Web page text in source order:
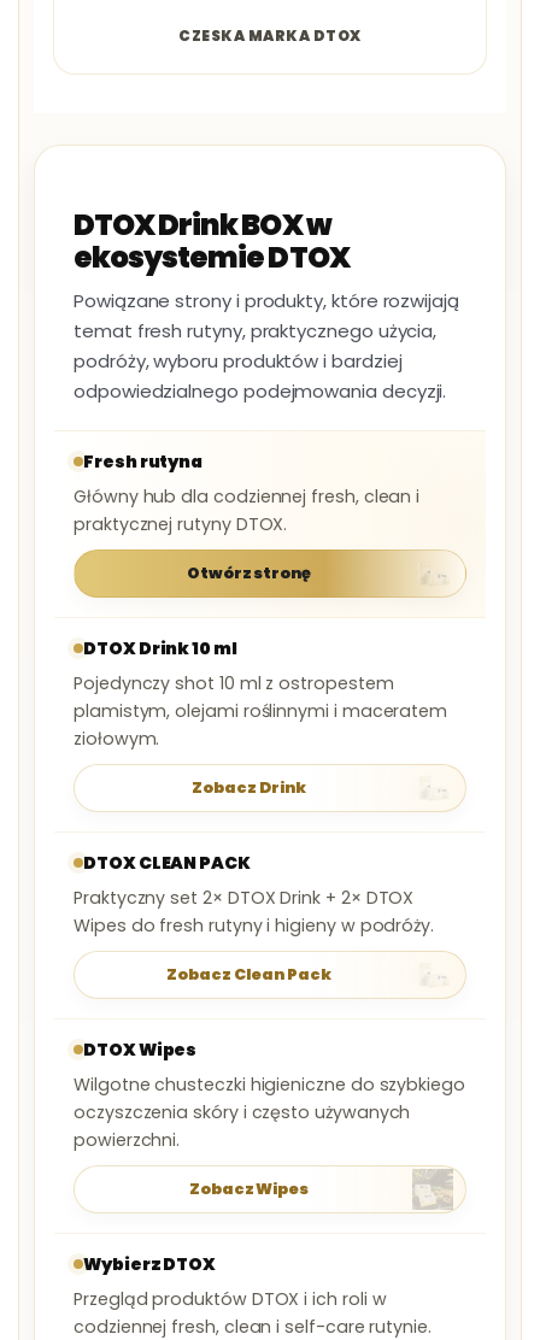
CZESKA MARKA DTOX
DTOX Drink BOX w
ekosystemie DTOX
Powiązane strony i produkty, które rozwijają
temat fresh rutyny, praktycznego użycia,
podróży, wyboru produktów i bardziej
odpowiedzialnego podejmowania decyzji.
Fresh rutyna
Główny hub dla codziennej fresh, clean i
praktycznej rutyny DTOX.
Otwórz stronę
DTOX Drink 10 ml
Pojedynczy shot 10 ml z ostropestem
plamistym, olejami roślinnymi i maceratem
ziołowym.
Zobacz Drink
DTOX CLEAN PACK
Praktyczny set 2× DTOX Drink + 2× DTOX
Wipes do fresh rutyny i higieny w podróży.
Zobacz Clean Pack
DTOX Wipes
Wilgotne chusteczki higieniczne do szybkiego
oczyszczenia skóry i często używanych
powierzchni.
Zobacz Wipes
Wybierz DTOX
Przegląd produktów DTOX i ich roli w
codziennej fresh, clean i self-care rutynie.